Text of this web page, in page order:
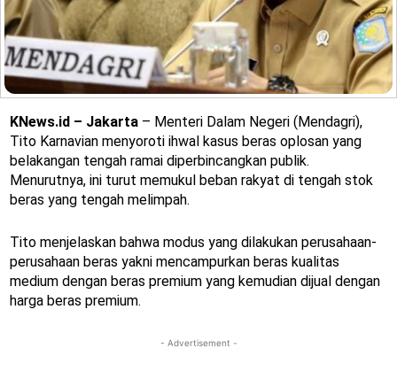
KNews.id – Jakarta – Menteri Dalam Negeri (Mendagri),
Tito Karnavian menyoroti ihwal kasus beras oplosan yang
belakangan tengah ramai diperbincangkan publik.
Menurutnya, ini turut memukul beban rakyat di tengah stok
beras yang tengah melimpah.
Tito menjelaskan bahwa modus yang dilakukan perusahaan-
perusahaan beras yakni mencampurkan beras kualitas
medium dengan beras premium yang kemudian dijual dengan
harga beras premium.
- Advertisement -